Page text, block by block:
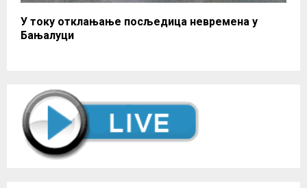
У току отклањање посљедица невремена у
Бањалуци